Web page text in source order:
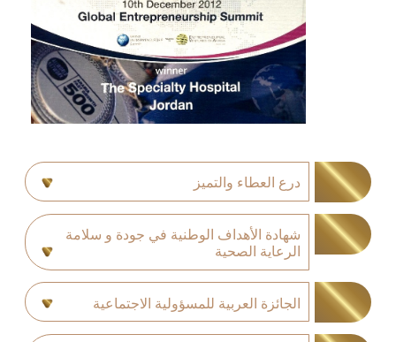
درع العطاء والتميز
شهادة الأهداف الوطنية في جودة و سلامة
الرعاية الصحية
الجائزة العربية للمسؤولية الاجتماعية